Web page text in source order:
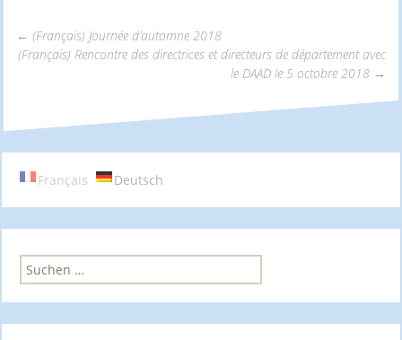
Navigation
← (Français) Journée d’automne 2018
(Français) Rencontre des directrices et directeurs de département avec
le DAAD le 5 octobre 2018 →
Français Deutsch
S
u